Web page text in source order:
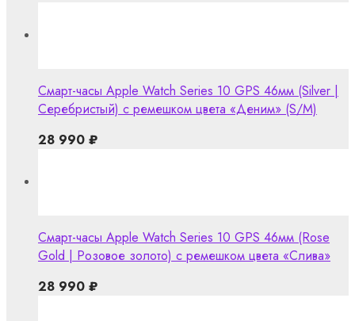
Смарт-часы Apple Watch Series 10 GPS 46мм (Silver |
Серебристый) с ремешком цвета «Деним» (S/M)
28 990 ₽
Смарт-часы Apple Watch Series 10 GPS 46мм (Rose
Gold | Розовое золото) с ремешком цвета «Слива»
28 990 ₽